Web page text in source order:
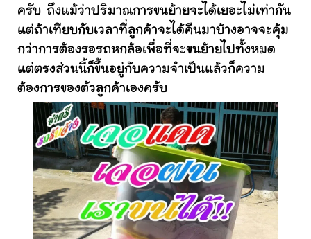
ครับ ถึงแม้ว่าปริมาณการขนย้ายจะได้เยอะไม่เท่ากัน
แต่ถ้าเทียบกับเวลาที่ลูกค้าจะได้คืนมาบ้างอาจจะคุ้ม
กว่าการต้องรอรถหกล้อเพื่อที่จะขนย้ายไปทั้งหมด
แต่ตรงส่วนนี้ก็ขึ้นอยู่กับความจำเป็นแล้วก็ความ
ต้องการของตัวลูกค้าเองครับ